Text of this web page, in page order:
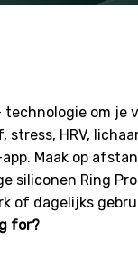
om je
stress, HRV,
Maak op
siliconen Ring
of dagelijks
for?